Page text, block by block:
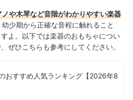
や木琴など音階がわかりやすい楽器
幼少期から正確な音程に触れること
よ。 以下では楽器のおもちゃについ
ぜひこちらも参考にしてください。
おすすめ人気ランキング【2026年8